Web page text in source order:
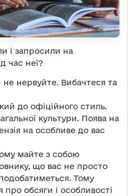
і запросили на
час неї?
нервуйте. Вибачтеся та
до офіційного стиль.
культури. Поява на
на особливе до вас
майте з собою
що вас не просто
Тому
про обсяги і особливості